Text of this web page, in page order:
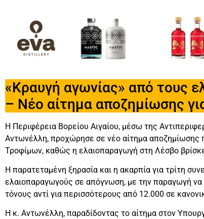
«Κραυγή αγωνίας» από τους
– Νέο αίτημα αποζημίωσης
Η Περιφέρεια Βορείου Αιγαίου, μέσω της
Αντωνέλλη, προχώρησε σε νέο αίτημα αποζημίωσης
Τροφίμων, καθώς η ελαιοπαραγωγή στη Λέσβο
Η παρατεταμένη ξηρασία και η ακαρπία για τρίτη
ελαιοπαραγωγούς σε απόγνωση, με την παραγωγή να
τόνους αντί για περισσότερους από 12.000 σε
Η κ. Αντωνέλλη, παραδίδοντας το αίτημα στον